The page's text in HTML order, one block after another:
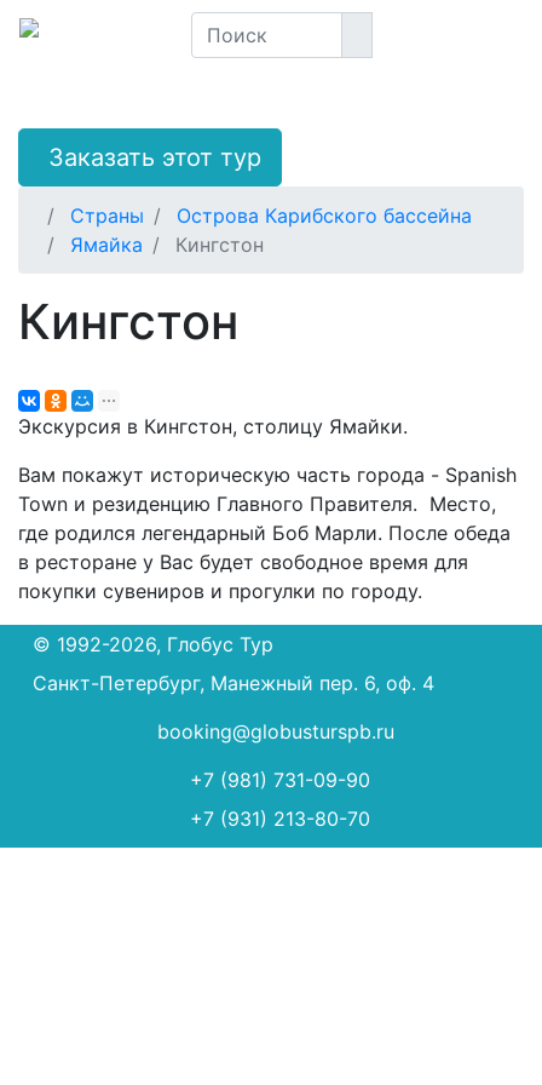
Заказать этот тур
Страны
Острова Карибского бассейна
Ямайка
Кингстон
Кингстон
Экскурсия в Кингстон, столицу Ямайки.
Вам покажут историческую часть города - Spanish
Town и резиденцию Главного Правителя. Место,
где родился легендарный Боб Марли. После обеда
в ресторане у Вас будет свободное время для
покупки сувениров и прогулки по городу.
© 1992-2026, Глобус Тур
Санкт-Петербург, Манежный пер. 6, оф. 4
booking@globusturspb.ru
+7 (981) 731-09-90
+7 (931) 213-80-70